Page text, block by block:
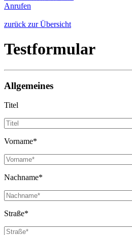
Anrufen
zurück zur Übersicht
Testformular
Allgemeines
Titel
Vorname*
Nachname*
Straße*